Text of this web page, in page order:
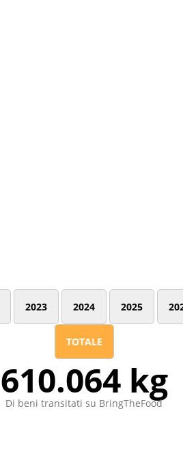
2023 2024 2025
TOTALE
610.064 kg
Di beni transitati su BringTheFood